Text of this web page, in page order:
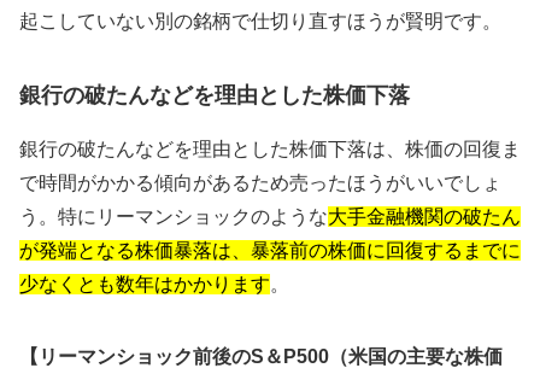
起こしていない別の銘柄で仕切り直すほうが賢明です。
銀行の破たんなどを理由とした株価下落
銀行の破たんなどを理由とした株価下落は、株価の回復ま
で時間がかかる傾向があるため売ったほうがいいでしょ
う。特にリーマンショックのような大手金融機関の破たん
が発端となる株価暴落は、暴落前の株価に回復するまでに
少なくとも数年はかかります。
【リーマンショック前後のS＆P500（米国の主要な株価